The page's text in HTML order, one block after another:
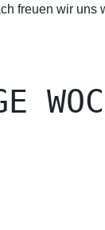
freuen wir uns